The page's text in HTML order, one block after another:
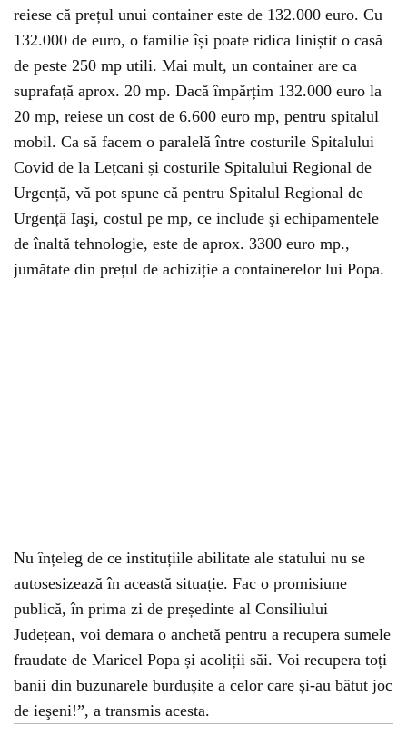
reiese că prețul unui container este de 132.000 euro. Cu
132.000 de euro, o familie își poate ridica liniștit o casă
de peste 250 mp utili. Mai mult, un container are ca
suprafață aprox. 20 mp. Dacă împărțim 132.000 euro la
20 mp, reiese un cost de 6.600 euro mp, pentru spitalul
mobil. Ca să facem o paralelă între costurile Spitalului
Covid de la Lețcani și costurile Spitalului Regional de
Urgență, vă pot spune că pentru Spitalul Regional de
Urgență Iaşi, costul pe mp, ce include şi echipamentele
de înaltă tehnologie, este de aprox. 3300 euro mp.,
jumătate din prețul de achiziție a containerelor lui Popa.
Nu înțeleg de ce instituțiile abilitate ale statului nu se
autosesizează în această situație. Fac o promisiune
publică, în prima zi de președinte al Consiliului
Județean, voi demara o anchetă pentru a recupera sumele
fraudate de Maricel Popa și acoliții săi. Voi recupera toți
banii din buzunarele burdușite a celor care și-au bătut joc
de ieşeni!”, a transmis acesta.